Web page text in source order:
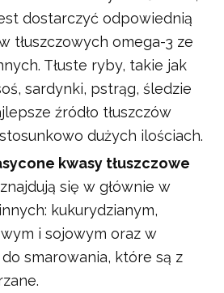
dostarczyć odpowiednią
tłuszczowych omega-3 ze
Tłuste ryby, takie jak
sardynki, pstrąg, śledzie
źródło tłuszczów
dużych ilościach.
kwasy tłuszczowe
się w głównie w
kukurydzianym,
i sojowym oraz w
smarowania, które są z